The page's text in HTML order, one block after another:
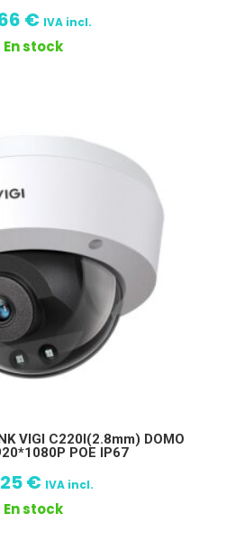
€ IVA incl.
En stock
VIGI C220I(2.8mm) DOMO
POE IP67
€ IVA incl.
En stock